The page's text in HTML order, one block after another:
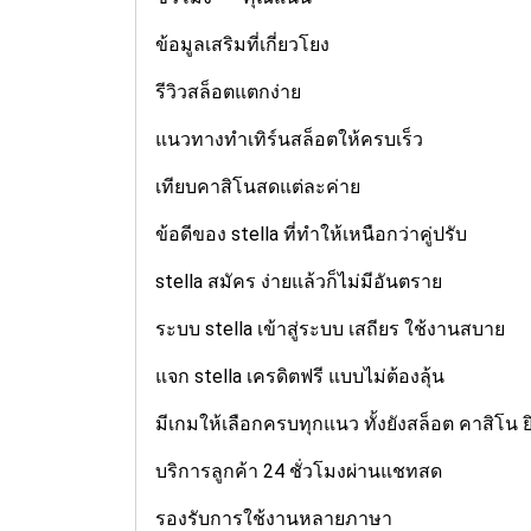
ข้อมูลเสริมที่เกี่ยวโยง
รีวิวสล็อตแตกง่าย
แนวทางทำเทิร์นสล็อตให้ครบเร็ว
เทียบคาสิโนสดแต่ละค่าย
ข้อดีของ stella ที่ทำให้เหนือกว่าคู่ปรับ
stella สมัคร ง่ายแล้วก็ไม่มีอันตราย
ระบบ stella เข้าสู่ระบบ เสถียร ใช้งานสบาย
แจก stella เครดิตฟรี แบบไม่ต้องลุ้น
มีเกมให้เลือกครบทุกแนว ทั้งยังสล็อต คาสิโน
บริการลูกค้า 24 ชั่วโมงผ่านแชทสด
รองรับการใช้งานหลายภาษา